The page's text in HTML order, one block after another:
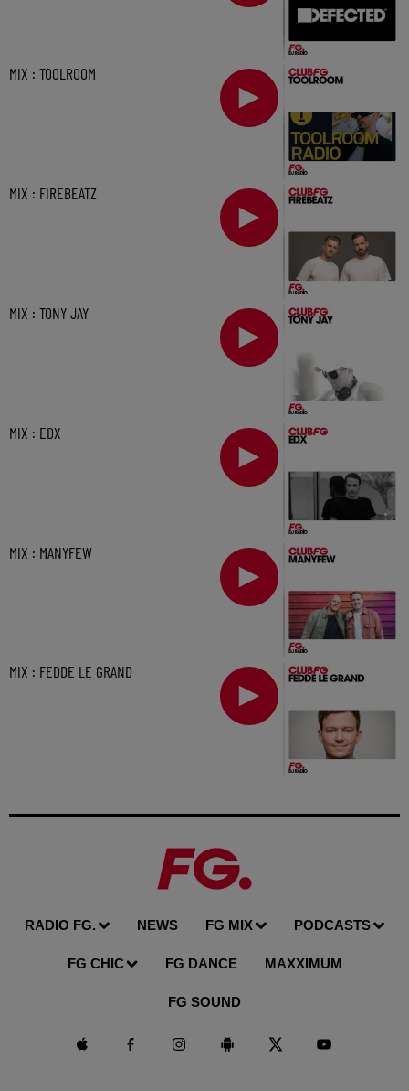
MIX : TOOLROOM
MIX : FIREBEATZ
MIX : TONY JAY
MIX : EDX
MIX : MANYFEW
MIX : FEDDE LE GRAND
RADIO FG. NEWS FG MIX PODCASTS
FG CHIC FG DANCE MAXXIMUM
FG SOUND